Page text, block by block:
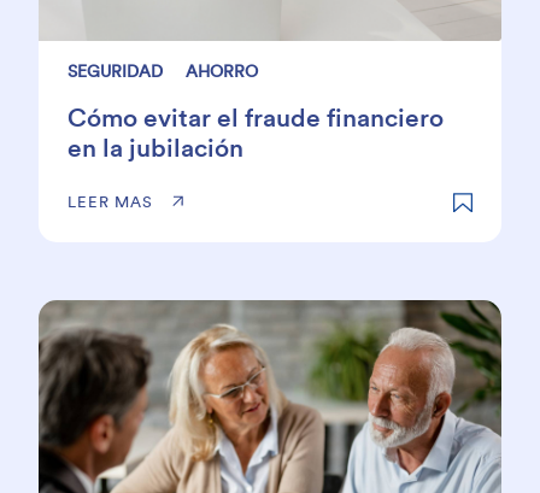
SEGURIDAD AHORRO
Cómo evitar el fraude financiero
en la jubilación
LEER MAS